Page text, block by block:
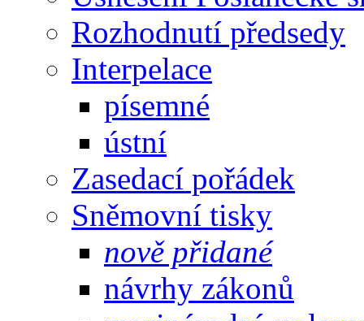
Rozhodnutí předsedy
Interpelace
písemné
ústní
Zasedací pořádek
Sněmovní tisky
nově přidané
návrhy zákonů